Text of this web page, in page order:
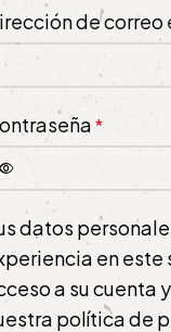
de correo
*
datos
en este
a su cuenta
política de